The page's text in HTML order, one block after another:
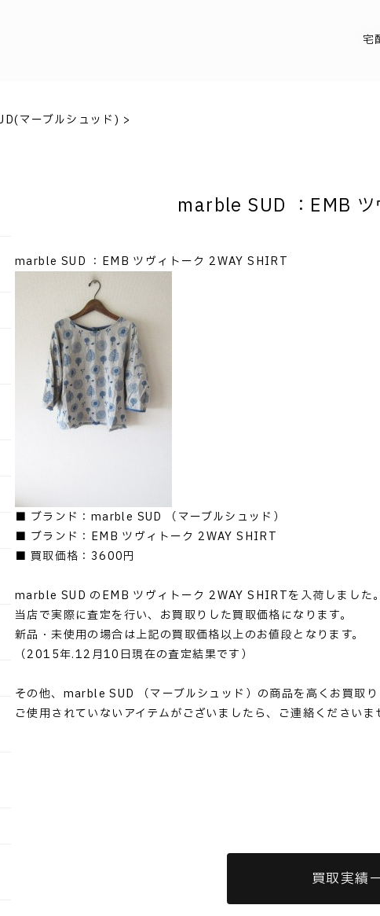
宅
マーブルシュッド) >
marble SUD ：EMB
marble SUD ：EMB ツヴィトーク 2WAY SHIRT
■ ブランド：marble SUD （マーブルシュッド）
■ ブランド：EMB ツヴィトーク 2WAY SHIRT
■ 買取価格：3600円
marble SUD のEMB ツヴィトーク 2WAY SHIRTを入荷しました。
当店で実際に査定を行い、お買取りした買取価格になります。
新品・未使用の場合は上記の買取価格以上のお値段となります。
（2015年.12月10日現在の査定結果です）
その他、marble SUD （マーブルシュッド）の商品を高くお買取り
ご使用されていないアイテムがございましたら、ご連絡くださいま
買取実績